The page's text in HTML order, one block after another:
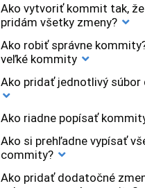
Ako vytvoriť kommit tak,
pridám všetky zmeny?
Ako robiť správne
veľké kommity
Ako pridať jednotlivý
Ako riadne popísať
Ako si prehľadne vypísať
commity?
Ako pridať dodatočné